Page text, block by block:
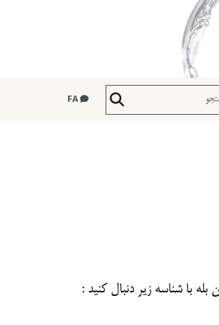
بله با شناسه زیردنبال کنید :